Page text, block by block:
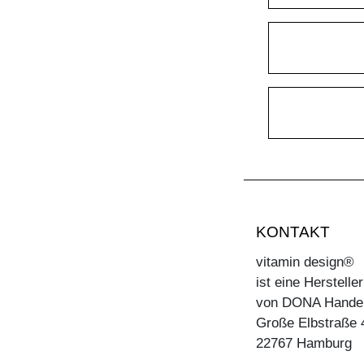
KONTAKT
vitamin design®
ist eine
von DONA
Große Elbstraße
22767 Hamburg